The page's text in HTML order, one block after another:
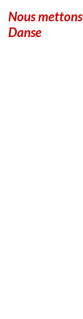
Nous
Danse